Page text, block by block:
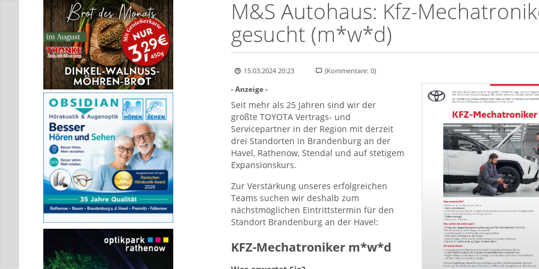
M&S Autohaus: Kfz-
gesucht (m*w*d)
15.03.2024 20:23 (Kommentare: 0)
- Anzeige -
Seit mehr als 25 Jahren sind wir der
größte TOYOTA Vertrags- und
Servicepartner in der Region mit derzeit
drei Standorten in Brandenburg an der
Havel, Rathenow, Stendal und auf stetigem
Expansionskurs.
Zur Verstärkung unseres erfolgreichen
Teams suchen wir deshalb zum
nächstmöglichen Eintrittstermin für den
Standort Brandenburg an der Havel:
KFZ-Mechatroniker m*w*d